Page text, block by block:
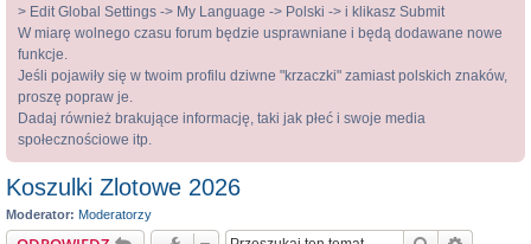
> Edit Global Settings -> My Language -> Polski -> i klikasz Submit
W miarę wolnego czasu forum będzie usprawniane i będą dodawane nowe
funkcje.
Jeśli pojawiły się w twoim profilu dziwne "krzaczki" zamiast polskich znaków,
proszę popraw je.
Dadaj również brakujące informację, taki jak płeć i swoje media
społecznościowe itp.
Koszulki Zlotowe 2026
Moderator: Moderatorzy